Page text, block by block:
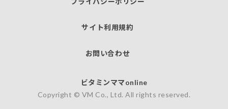
サイト利用規約
お問い合わせ
ビタミンママonline
Copyright © VM Co., Ltd. All rights reserved.